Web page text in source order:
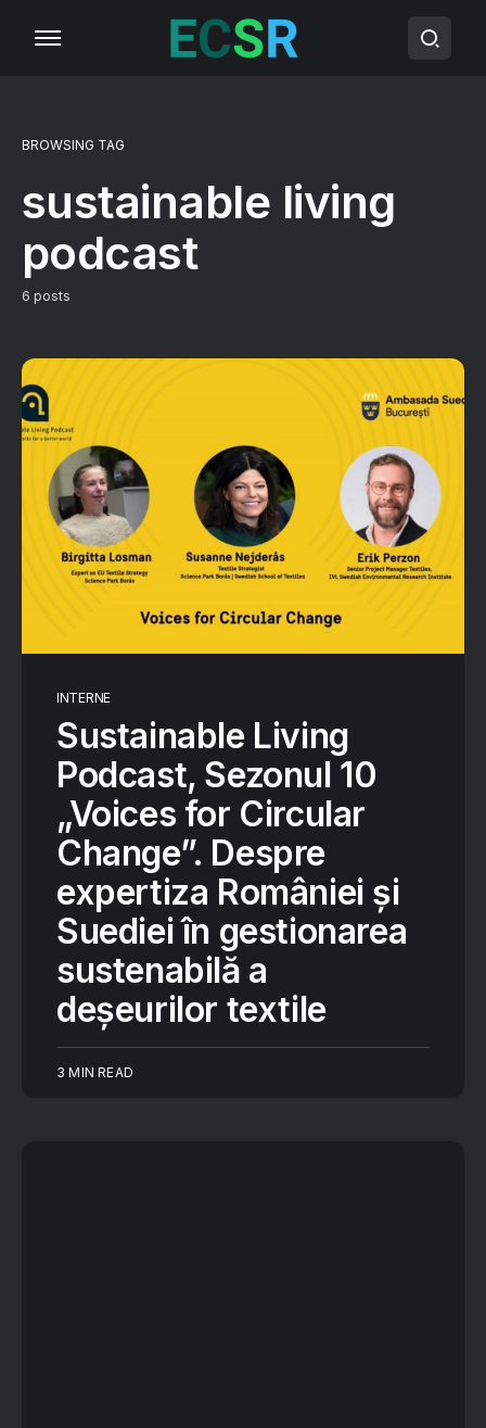
BROWSING TAG
sustainable living
podcast
6 posts
INTERNE
Sustainable Living
Podcast, Sezonul 10
„Voices for Circular
Change”. Despre
expertiza României și
Suediei în gestionarea
sustenabilă a
deșeurilor textile
3 MIN READ